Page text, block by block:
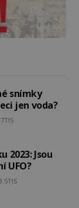
snímky
jen voda?
2023: Jsou
UFO?